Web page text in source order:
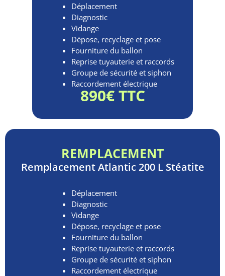
Déplacement
Diagnostic
Vidange
Dépose, recyclage et pose
Fourniture du ballon
Reprise tuyauterie et raccords
Groupe de sécurité et siphon
Raccordement électrique
890€ TTC
REMPLACEMENT
RemplacementAtlantic 200 L Stéatite
Déplacement
Diagnostic
Vidange
Dépose, recyclage et pose
Fourniture du ballon
Reprise tuyauterie et raccords
Groupe de sécurité et siphon
Raccordement électrique